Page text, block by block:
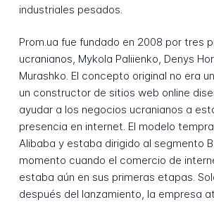
industriales pesados.
Prom.ua fue fundado en 2008 por tres
ucranianos, Mykola Paliienko, Denys
Murashko. El concepto original no era
un constructor de sitios web online
ayudar a los negocios ucranianos a
presencia en internet. El modelo
Alibaba y estaba dirigido al segmento
momento cuando el comercio de
estaba aún en sus primeras etapas.
después del lanzamiento, la empresa